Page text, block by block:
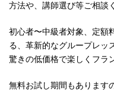
方法や、講師選び等ご相談
初心者〜中級者対象、定額
る、革新的なグループレッ
驚きの低価格で楽しくフラ
無料お試し期間もあります